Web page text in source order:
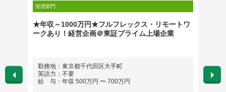
管理部門
★年収～1000万円★フルフレックス・リモートワ
ークあり！経営企画＠東証プライム上場企業
勤務地：東京都千代田区大手町
英語力：不要
給 与：年収 500万円 〜 700万円
勤務
英語
給